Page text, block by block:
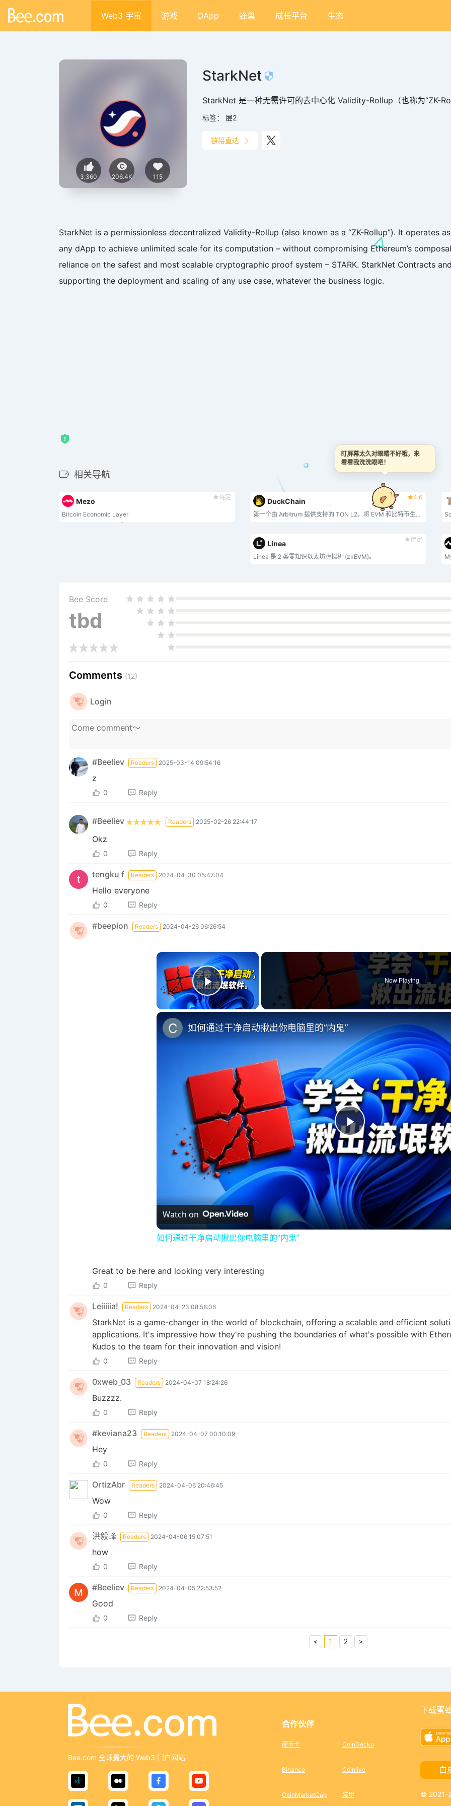
Web3 宇宙 游戏 DApp 蜂巢 成长平台 生态
3,360 206.4K 115
StarkNet
StarkNet 是一种无需许可的去中心化 Validity-Rollup（也称为“ZK-
标签： 层2
链接直达
StarkNet is a permissionless decentralized Validity-Rollup (also known as a “ZK-Rollup”). It operates
any dApp to achieve unlimited scale for its computation – without compromising Ethereum’s
reliance on the safest and most scalable cryptographic proof system – STARK. StarkNet Contracts
supporting the deployment and scaling of any use case, whatever the business logic.
相关导航
待定
Mezo
Bitcoin Economic Layer
4.6
DuckChain
第一个由 Arbitrum 提供支持的 TON L2。将 EVM 和比特币生态系统中的流动性和用户引入 TON。
待定
Linea
Linea 是 2 类零知识以太坊虚拟机 (zkEVM)。
Bee Score
tbd
Comments (12)
Login
#Beeliev Readers 2025-03-14 09:54:16
z
0 Reply
#Beeliev Readers 2025-02-26 22:44:17
Okz
0 Reply
tengku f Readers 2024-04-30 05:47:04
Hello everyone
0 Reply
#beepion Readers 2024-04-26 06:26:54
×
Play Video
Now Playing
P
l
a
y
d
如何通过干净启动揪出你电脑里的“内鬼”
Watch on
如何通过干净启动揪出你电脑里的“内鬼”
Great to be here and looking very interesting
0 Reply
Leiiiiia! Readers 2024-04-23 08:58:06
StarkNet is a game-changer in the world of blockchain, offering a scalable and efficient
applications. It's impressive how they're pushing the boundaries of what's possible with
Kudos to the team for their innovation and vision!
0 Reply
0xweb_03 Readers 2024-04-07 18:24:26
Buzzzz.
0 Reply
#keviana23 Readers 2024-04-07 00:10:09
Hey
0 Reply
OrtizAbr Readers 2024-04-06 20:46:45
Wow
0 Reply
洪毅峰 Readers 2024-04-06 15:07:51
how
0 Reply
#Beeliev Readers 2024-04-05 22:53:52
Good
0 Reply
< 1 2 >
Bee.com 全球最大的 Web3 门户网站
合作伙伴
硬币卡
Binance
CoinMarketCap
CoinGecko
Coinlive
装甲
下载蜜
白
© 2021-
盯屏幕太久对眼睛不好哦，来
看看我洗洗眼吧！